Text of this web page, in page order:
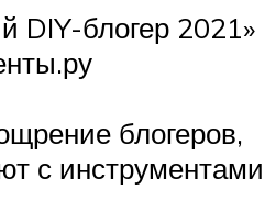
DIY-блогер 2021»
блогеров,
с инструментами